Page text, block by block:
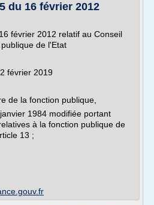
du 16 février 2012
février 2012 relatif au Conseil
de l'Etat
février 2019
de la fonction publique,
1984 modifiée portant
à la fonction publique de
13 ;